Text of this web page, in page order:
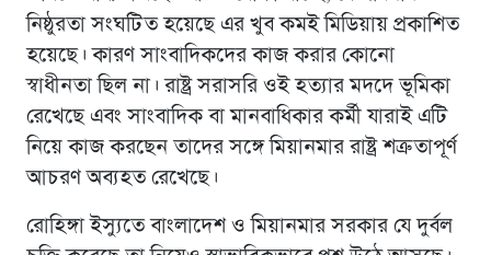
নিষ্ঠুরতা সংঘটিত হয়েছে এর খুব কমই মিডিয়ায় প্রকাশিত
হয়েছে। কারণ সাংবাদিকদের কাজ করার কোনাে
স্বাধীনতা ছিল না। রাষ্ট্র সরাসরি ওই হত্যার মদদে ভূমিকা
রেখেছে এবং সাংবাদিক বা মানবাধিকার কর্মী যারাই এটি
নিয়ে কাজ করছেন তাদের সঙ্গে মিয়ানমার রাষ্ট্র শত্রুতাপূর্ণ
আচরণ অব্যহত রেখেছে।
রোহিঙ্গা ইস্যুতে বাংলাদেশ ও মিয়ানমার সরকার যে দুর্বল